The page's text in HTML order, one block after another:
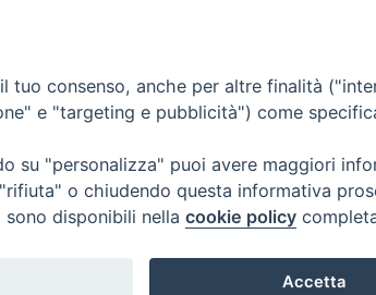
Volsci 105 (ex via dei Monti Lepini)
Frosinone (FR)
- 0775.290852
consenso, anche per altre finalità
e "targeting e pubblicità") come
su "personalizza" puoi avere maggiori
o chiudendo questa informativa
disponibili nella cookie policy
Accetta